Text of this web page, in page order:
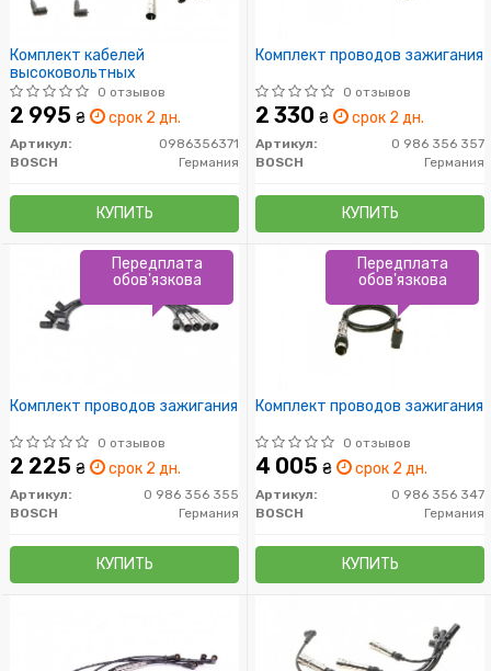
Комплект кабелей
высоковольтных
0 отзывов
2 995 ₴ срок 2 дн.
Артикул:
0986356371
BOSCH
Германия
КУПИТЬ
Комплект проводов зажигания
0 отзывов
2 330 ₴ срок 2 дн.
Артикул:
0 986 356 357
BOSCH
Германия
КУПИТЬ
Комплект проводов зажигания
0 отзывов
2 225 ₴ срок 2 дн.
Артикул:
0 986 356 355
BOSCH
Германия
КУПИТЬ
Передплата
обов'язкова
Комплект проводов зажигания
0 отзывов
4 005 ₴ срок 2 дн.
Артикул:
0 986 356 347
BOSCH
Германия
КУПИТЬ
Передплата
обов'язкова